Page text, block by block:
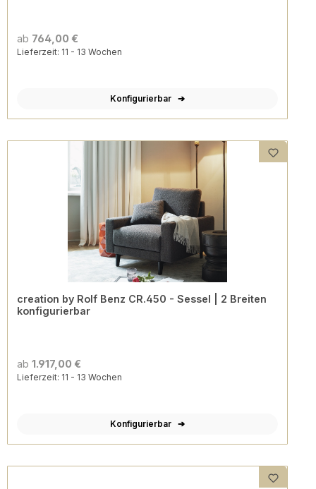
ab 764,00 €
Lieferzeit: 11 - 13 Wochen
Konfigurierbar
creation by Rolf Benz CR.450 - Sessel | 2 Breiten
konfigurierbar
ab 1.917,00 €
Lieferzeit: 11 - 13 Wochen
Konfigurierbar